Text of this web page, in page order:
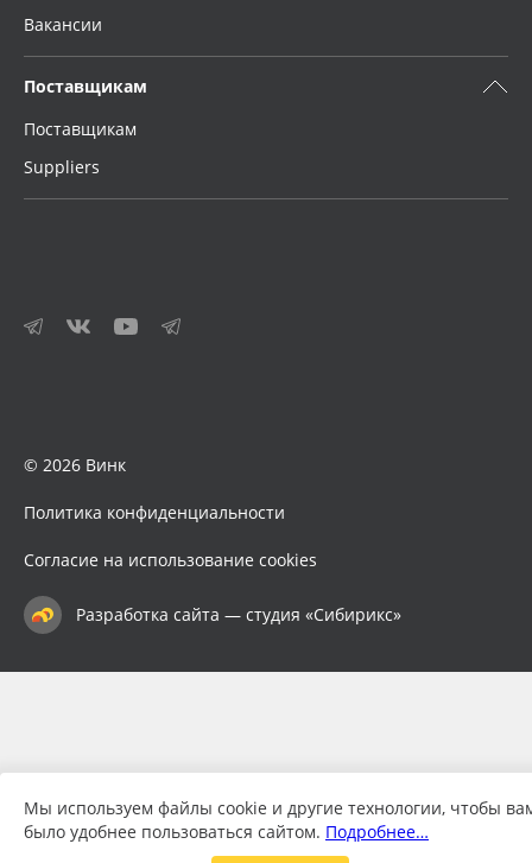
Вакансии
Поставщикам
Поставщикам
Suppliers
© 2026 Винк
Политика конфиденциальности
Согласие на использование cookies
Разработка сайта — студия «Сибирикс»
Мы используем файлы cookie и другие технологии, чтобы
было удобнее пользоваться сайтом. Подробнее…